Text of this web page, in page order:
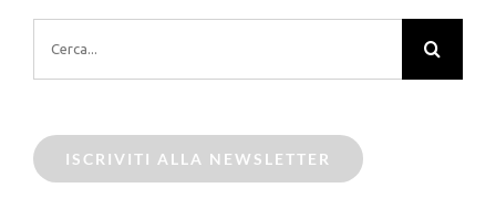
per:
ISCRIVITI ALLA NEWSLETTER